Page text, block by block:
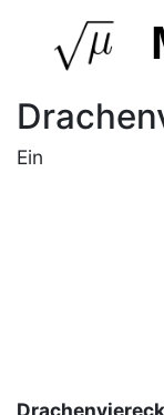
Ein
Drachenviereck